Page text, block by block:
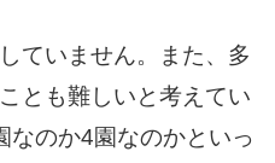
ていません。また、多
とも難しいと考えてい
なのか4園なのかといっ